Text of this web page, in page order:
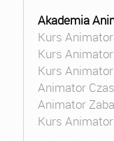
Akademia
Kurs
Kurs
Kurs
Animator
Animator
Kurs